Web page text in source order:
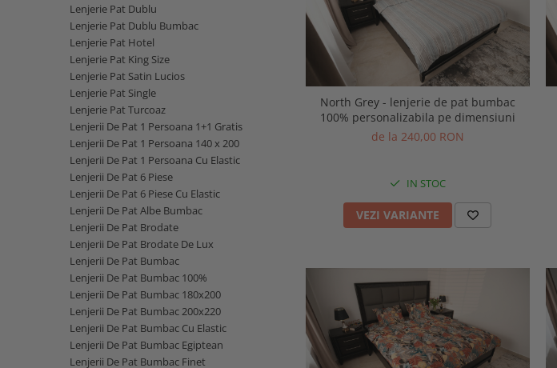
Lenjerie Pat Dublu
Lenjerie Pat Dublu Bumbac
Lenjerie Pat Hotel
Lenjerie Pat King Size
Lenjerie Pat Satin Lucios
Lenjerie Pat Single
Lenjerie Pat Turcoaz
Lenjerii De Pat 1 Persoana 1+1 Gratis
Lenjerii De Pat 1 Persoana 140 x 200
Lenjerii De Pat 1 Persoana Cu Elastic
Lenjerii De Pat 6 Piese
Lenjerii De Pat 6 Piese Cu Elastic
Lenjerii De Pat Albe Bumbac
Lenjerii De Pat Brodate
Lenjerii De Pat Brodate De Lux
Lenjerii De Pat Bumbac
Lenjerii De Pat Bumbac 100%
Lenjerii De Pat Bumbac 180x200
Lenjerii De Pat Bumbac 200x220
Lenjerii De Pat Bumbac Cu Elastic
Lenjerii De Pat Bumbac Egiptean
Lenjerii De Pat Bumbac Finet
North Grey - lenjerie de pat bumbac
100% personalizabila pe dimensiuni
de la 240,00 RON
IN STOC
VEZI VARIANTE